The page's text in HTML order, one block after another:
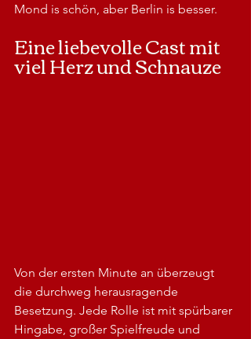
Mond is schön, aber Berlin is besser.
Eine liebevolle Cast mit
viel Herz und Schnauze
Von der ersten Minute an überzeugt
die durchweg herausragende
Besetzung. Jede Rolle ist mit spürbarer
Hingabe, großer Spielfreude und